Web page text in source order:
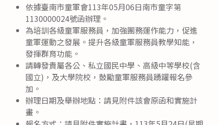
依據臺南市童軍會113年05月06日南市童字第
1130000024號函辦理。
為培訓各級童軍服務員，加強團務運作能力，促進
童軍運動之發展。提升各級童軍服務員教學知能，
發揮群育功能。
請轉發貴屬各公、私立國民中學、高級中等學校(含
國立)，及大學院校，鼓勵童軍服務員踴躍報名參
加。
辦理日期及舉辦地點：請見附件該會原函和實施計
畫。